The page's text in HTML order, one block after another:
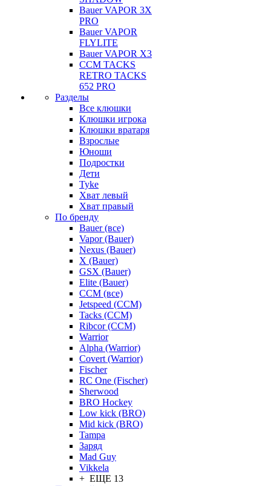
Bauer VAPOR 3X
PRO
Bauer VAPOR
FLYLITE
Bauer VAPOR X3
CCM TACKS
RETRO TACKS
652 PRO
Разделы
Все клюшки
Клюшки игрока
Клюшки вратаря
Взрослые
Юноши
Подростки
Дети
Tyke
Хват левый
Хват правый
По бренду
Bauer (все)
Vapor (Bauer)
Nexus (Bauer)
X (Bauer)
GSX (Bauer)
Elite (Bauer)
CCM (все)
Jetspeed (CCM)
Tacks (CCM)
Ribcor (CCM)
Warrior
Alpha (Warrior)
Covert (Warrior)
Fischer
RC One (Fischer)
Sherwood
BRO Hockey
Low kick (BRO)
Mid kick (BRO)
Tampa
Заряд
Mad Guy
Vikkela
+ ЕЩЕ 13